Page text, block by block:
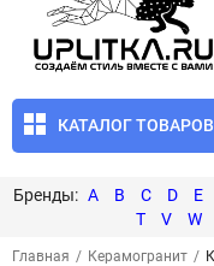
КАТАЛОГ ТОВАРОВ
A B C D E
T
V W
Главная / Керамогранит /